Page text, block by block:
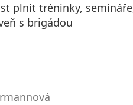
plnit tréninky,
s brigádou